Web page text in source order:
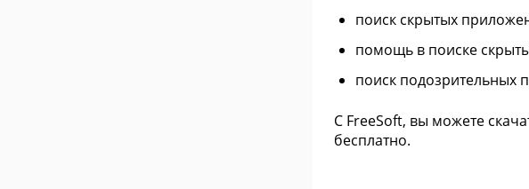
поиск скрытых
помощь в поиске
поиск
С FreeSoft, вы можете
бесплатно.